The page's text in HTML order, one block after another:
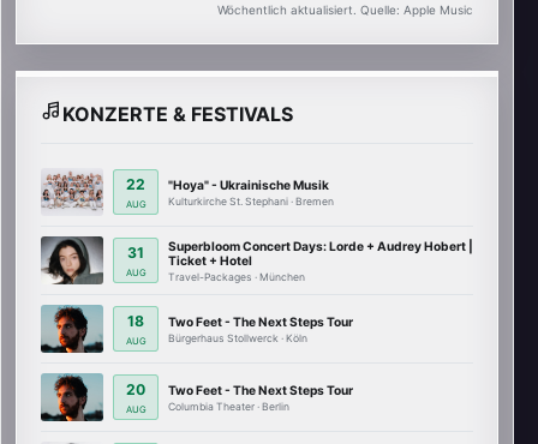
Wöchentlich aktualisiert. Quelle: Apple Music
KONZERTE & FESTIVALS
22
AUG
"Hoya" - Ukrainische Musik
Kulturkirche St. Stephani · Bremen
31
AUG
Superbloom Concert Days: Lorde + Audrey Hobert |
Ticket + Hotel
Travel-Packages · München
18
AUG
Two Feet - The Next Steps Tour
Bürgerhaus Stollwerck · Köln
20
AUG
Two Feet - The Next Steps Tour
Columbia Theater · Berlin